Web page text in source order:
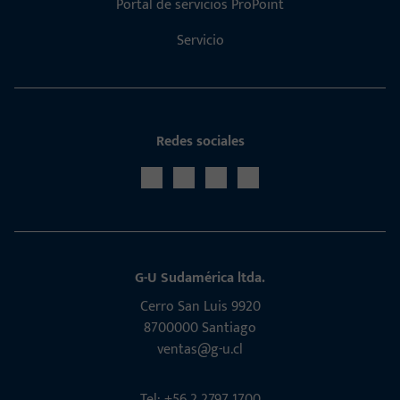
Portal de servicios ProPoint
Servicio
Redes sociales
G-U Sudamérica ltda.
Cerro San Luis 9920
8700000 Santiago
ventas@g-u.cl